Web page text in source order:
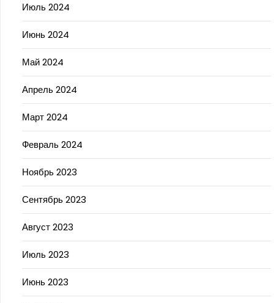
Июль 2024
Июнь 2024
Май 2024
Апрель 2024
Март 2024
Февраль 2024
Ноябрь 2023
Сентябрь 2023
Август 2023
Июль 2023
Июнь 2023